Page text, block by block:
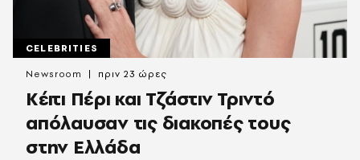
CELEBRITIES
Κέιτι Πέρι και Τζάστιν Τριντό
απόλαυσαν τις διακοπές τους
στην Ελλάδα
Newsroom πριν 23 ώρες